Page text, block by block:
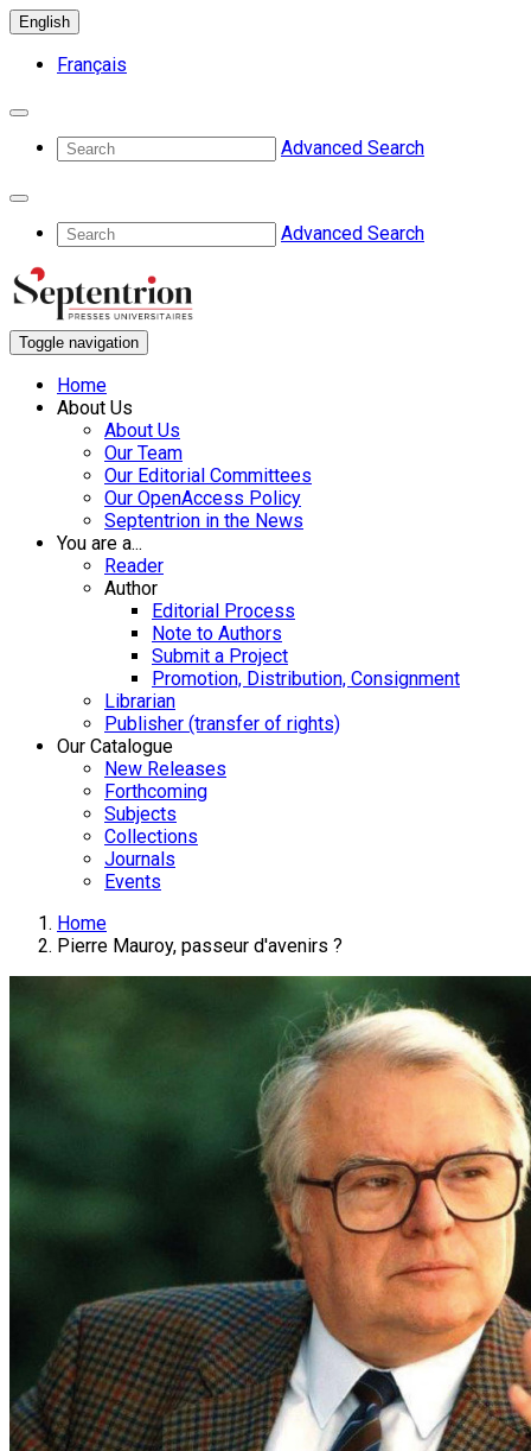
English
Français
Advanced Search
Advanced Search
Toggle navigation
Home
About Us
About Us
Our Team
Our Editorial Committees
Our OpenAccess Policy
Septentrion in the News
You are a...
Reader
Author
Editorial Process
Note to Authors
Submit a Project
Promotion, Distribution, Consignment
Librarian
Publisher (transfer of rights)
Our Catalogue
New Releases
Forthcoming
Subjects
Collections
Journals
Events
Home
Pierre Mauroy, passeur d'avenirs ?